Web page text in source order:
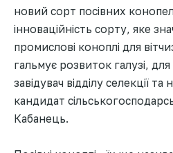
новий сорт посівних
інноваційність сорту, яке
промислові коноплі для
гальмує розвиток галузі, для
завідувач відділу селекції
кандидат
Кабанець.